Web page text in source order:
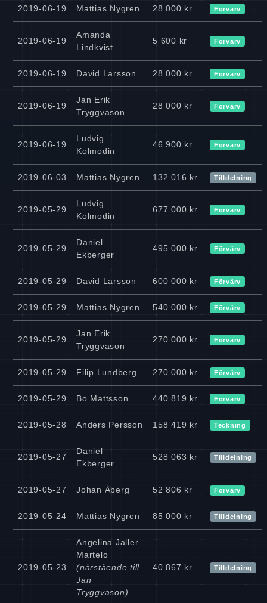
2019-06-19 Mattias Nygren 28 000 kr Förvärv
2019-06-19
Amanda
Lindkvist
5 600 kr Förvärv
2019-06-19 David Larsson 28 000 kr Förvärv
2019-06-19
Jan Erik
Tryggvason
28 000 kr Förvärv
2019-06-19
Ludvig
Kolmodin
46 900 kr Förvärv
2019-06-03 Mattias Nygren 132 016 kr Tilldelning
2019-05-29
Ludvig
Kolmodin
677 000 kr Förvärv
2019-05-29
Daniel
Ekberger
495 000 kr Förvärv
2019-05-29 David Larsson 600 000 kr Förvärv
2019-05-29 Mattias Nygren 540 000 kr Förvärv
2019-05-29
Jan Erik
Tryggvason
270 000 kr Förvärv
2019-05-29 Filip Lundberg 270 000 kr Förvärv
2019-05-29 Bo Mattsson 440 819 kr Förvärv
2019-05-28 Anders Persson 158 419 kr Teckning
2019-05-27
Daniel
Ekberger
528 063 kr Tilldelning
2019-05-27 Johan Åberg 52 806 kr Förvärv
2019-05-24 Mattias Nygren 85 000 kr Tilldelning
2019-05-23
Angelina Jaller
Martelo
(närstående till
Jan
Tryggvason)
40 867 kr Tilldelning